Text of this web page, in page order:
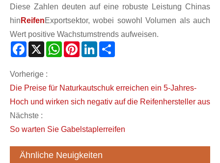
Diese Zahlen deuten auf eine robuste Leistung Chinas
hin ReifenExportsektor, wobei sowohl Volumen als auch
Wert positive Wachstumstrends aufweisen.
Facebook
X WhatsAppPinterestLinkedIn
Vorherige :
Die Preise für Naturkautschuk erreichen ein 5-Jahres-
Hoch und wirken sich negativ auf die Reifenhersteller aus
Nächste :
So warten Sie Gabelstaplerreifen
Ähnliche Neuigkeiten